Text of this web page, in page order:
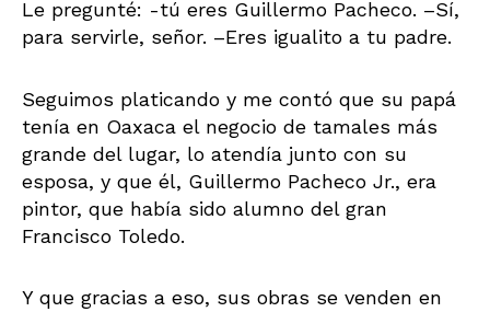
Le pregunté: -tú eres Guillermo Pacheco. –Sí,
para servirle, señor. –Eres igualito a tu padre.
Seguimos platicando y me contó que su papá
tenía en Oaxaca el negocio de tamales más
grande del lugar, lo atendía junto con su
esposa, y que él, Guillermo Pacheco Jr., era
pintor, que había sido alumno del gran
Francisco Toledo.
Y que gracias a eso, sus obras se venden en